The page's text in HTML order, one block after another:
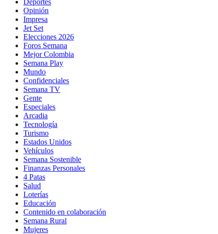
Opinión
Impresa
Jet Set
Elecciones 2026
Foros Semana
Mejor Colombia
Semana Play
Mundo
Confidenciales
Semana TV
Gente
Especiales
Arcadia
Tecnología
Turismo
Estados Unidos
Vehículos
Semana Sostenible
Finanzas Personales
4 Patas
Salud
Loterías
Educación
Contenido en colaboración
Semana Rural
Mujeres